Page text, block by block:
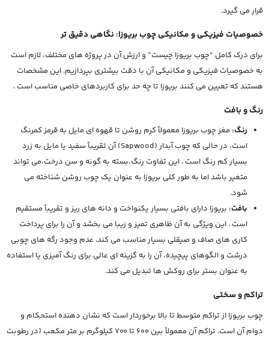
قرار می گیرد.
خصوصیات فیزیکی و مکانیکی چوب بریوزا: نگاهی دقیق تر
برای درک کامل “چوب بریوزا چیست” و ارزش آن در پروژه های مختلف، لازم است
به خصوصیات فیزیکی و مکانیکی آن با دقت بیشتری بپردازیم. این مشخصات
هستند که تعیین می کنند بریوزا تا چه حد برای کاربردهای خاصی مناسب است .
رنگ و بافت
رنگ: مغز چوب بریوزا معمولاً کرم روشن تا قهوه ای مایل به قرمز کمرنگ
است، در حالی که چوب آبدار (Sapwood) آن تقریباً سفید یا مایل به زرد
بسیار کم رنگ است . این تفاوت رنگ،بسته به گونه و سن درخت،می تواند
متغیر باشد اما به طور کلی بریوزا به عنوان یک چوب روشن شناخته می
شود.
بافت: بریوزا دارای بافتی بسیار یکنواخت و دانه های ریز و تقریباً مستقیم
است . این ویژگی به آن ظاهری تمیز و زیبا می بخشد و آن را برای پرداخت
کاری های صاف و صیقلی بسیار مناسب می کند. عدم وجود رگه های چوبی
درشت و الگوهای پیچیده، آن را به گزینه ای عالی برای رنگ آمیزی یا استفاده
به عنوان بستر برای روکش ها تبدیل می کند.
تراکم و سختی
چوب بریوزا از تراکم متوسط تا بالا برخوردار است که نشان دهنده استحکام و
دوام آن است. تراکم آن معمولاً بین 600 تا 700 کیلوگرم بر متر مکعب (در رطوبت